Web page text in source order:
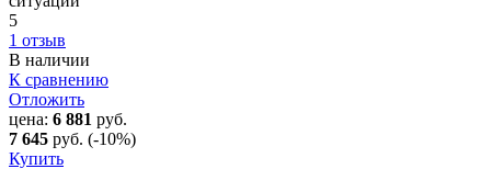
5
1 отзыв
В наличии
К сравнению
Отложить
цена: 6 881 руб.
7 645 руб. (-10%)
Купить